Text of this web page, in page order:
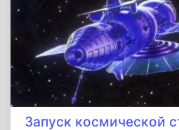
Запуск космической